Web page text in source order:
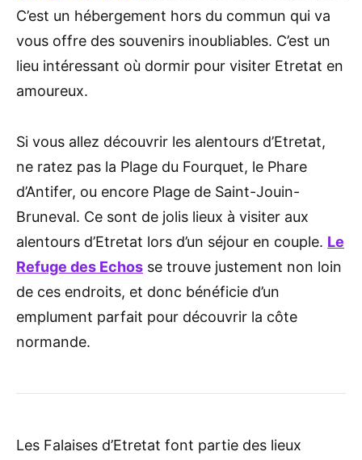
C’est un hébergement hors du commun qui va
vous offre des souvenirs inoubliables. C’est un
lieu intéressant où dormir pour visiter Etretat en
amoureux.
Si vous allez découvrir les alentours d’Etretat,
ne ratez pas la Plage du Fourquet, le Phare
d’Antifer, ou encore Plage de Saint-Jouin-
Bruneval. Ce sont de jolis lieux à visiter aux
alentours d’Etretat lors d’un séjour en couple. Le
Refuge des Echos se trouve justement non loin
de ces endroits, et donc bénéficie d’un
emplument parfait pour découvrir la côte
normande.
Les Falaises d’Etretat font partie des lieux